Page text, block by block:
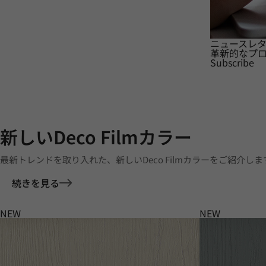
ニュースレ
革新的なプ
Subscribe
新しいDeco Filmカラー
最新トレンドを取り入れた、新しいDeco Filmカラーをご紹介しま
続きを見る
NEW NEW